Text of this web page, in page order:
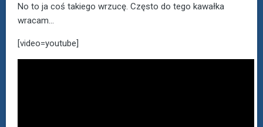
No to ja coś takiego wrzucę. Często do tego kawałka
wracam...
[video=youtube]